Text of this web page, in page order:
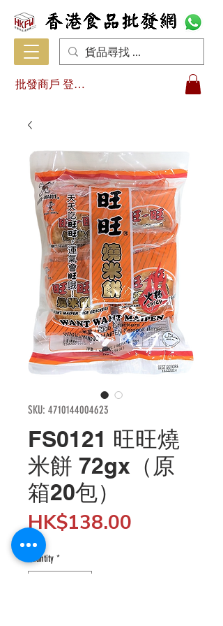
批發商戶 登入/註冊
SKU: 4710144004623
FS0121 旺旺燒
米餅 72gx（原
箱20包）
HK$138.00
Quantity *